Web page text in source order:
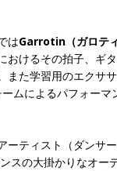
はGarrotin （ガロテ
おけるその拍子、ギ
また学習用のエクササ
ムによるパフォーマ
ーティスト（ダンサ
スの大掛かりなオー